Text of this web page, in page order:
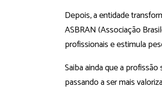
Depois, a entidade
ASBRAN (Associação
profissionais e estimula
Saiba ainda que a
passando a ser mais